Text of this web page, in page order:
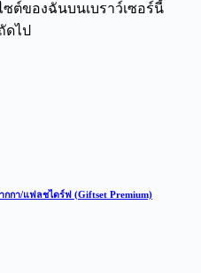
ต์ของฉันบนเบราว์เซอร์นี้
ดไป
กกา/แฟลชไดร์ฟ (Giftset Premium)